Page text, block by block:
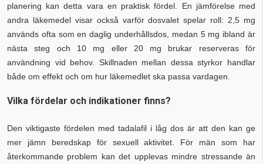
planering kan detta vara en praktisk fördel. En jämförelse med
andra läkemedel visar också varför dosvalet spelar roll: 2,5 mg
används ofta som en daglig underhållsdos, medan 5 mg ibland är
nästa steg och 10 mg eller 20 mg brukar reserveras för
användning vid behov. Skillnaden mellan dessa styrkor handlar
både om effekt och om hur läkemedlet ska passa vardagen.
Vilka fördelar och indikationer finns?
Den viktigaste fördelen med tadalafil i låg dos är att den kan ge
mer jämn beredskap för sexuell aktivitet. För män som har
återkommande problem kan det upplevas mindre stressande än